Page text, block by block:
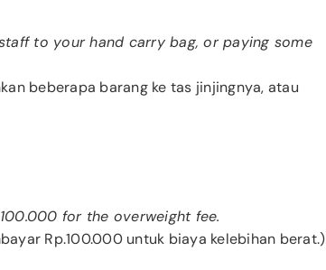
to your hand carry bag, or paying some
beberapa barang ke tas jinjingnya, atau
for the overweight fee.
Rp.100.000 untuk biaya kelebihan berat.)